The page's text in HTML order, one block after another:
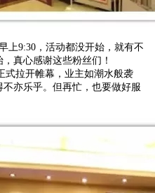
9:30，活动都没开始，就有不
真心感谢这些粉丝们！
拉开帷幕，业主如潮水般袭
亦乐乎。但再忙，也要做好服